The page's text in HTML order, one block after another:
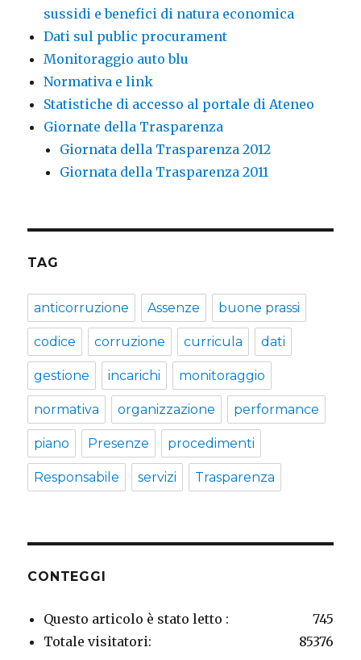
sussidi e benefici di natura economica
Dati sul public procurament
Monitoraggio auto blu
Normativa e link
Statistiche di accesso al portale di Ateneo
Giornate della Trasparenza
Giornata della Trasparenza 2012
Giornata della Trasparenza 2011
TAG
anticorruzione Assenze buone prassi
codice corruzione curricula dati
gestione incarichi monitoraggio
normativa organizzazione performance
piano Presenze procedimenti
Responsabile servizi Trasparenza
CONTEGGI
745
Questo articolo è stato letto :
85376
Totale visitatori: